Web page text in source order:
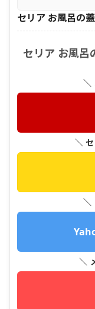
セリア お風呂の蓋
セリア お風呂
＼
＼
＼
＼